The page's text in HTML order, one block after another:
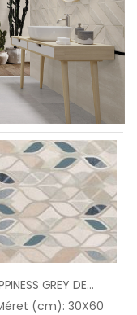
HAPPINESS GREY DEKOR MAT
(cm): 30X60